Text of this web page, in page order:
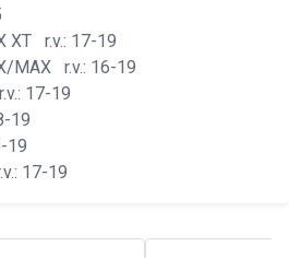
XT r.v.: 17-19
MAX r.v.: 16-19
17-19
19
19
r.v.: 17-19